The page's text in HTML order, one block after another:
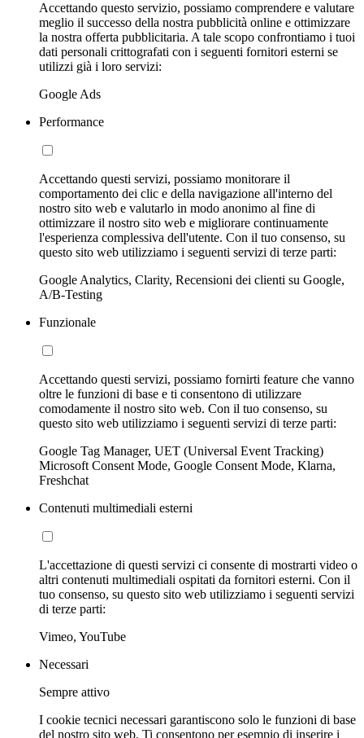
Accettando questo servizio, possiamo comprendere e valutare
meglio il successo della nostra pubblicità online e ottimizzare
la nostra offerta pubblicitaria. A tale scopo confrontiamo i tuoi
dati personali crittografati con i seguenti fornitori esterni se
utilizzi già i loro servizi:
Google Ads
Performance
Accettando questi servizi, possiamo monitorare il
comportamento dei clic e della navigazione all'interno del
nostro sito web e valutarlo in modo anonimo al fine di
ottimizzare il nostro sito web e migliorare continuamente
l'esperienza complessiva dell'utente. Con il tuo consenso, su
questo sito web utilizziamo i seguenti servizi di terze parti:
Google Analytics, Clarity, Recensioni dei clienti su Google,
A/B-Testing
Funzionale
Accettando questi servizi, possiamo fornirti feature che vanno
oltre le funzioni di base e ti consentono di utilizzare
comodamente il nostro sito web. Con il tuo consenso, su
questo sito web utilizziamo i seguenti servizi di terze parti:
Google Tag Manager, UET (Universal Event Tracking)
Microsoft Consent Mode, Google Consent Mode, Klarna,
Freshchat
Contenuti multimediali esterni
L'accettazione di questi servizi ci consente di mostrarti video o
altri contenuti multimediali ospitati da fornitori esterni. Con il
tuo consenso, su questo sito web utilizziamo i seguenti servizi
di terze parti:
Vimeo, YouTube
Necessari
Sempre attivo
I cookie tecnici necessari garantiscono solo le funzioni di base
del nostro sito web. Ti consentono per esempio di inserire i